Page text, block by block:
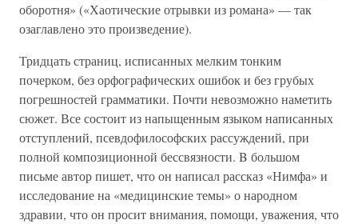
оборотня» («Хаотические отрывки из романа» — так
озаглавлено это произведение).
Тридцать страниц, исписанных мелким тонким
почерком, без орфографических ошибок и без грубых
погрешностей грамматики. Почти невозможно наметить
сюжет. Все состоит из напыщенным языком написанных
отступлений, псевдофилософских рассуждений, при
полной композиционной бессвязности. B большом
письме автор пишет, что он написал рассказ «Нимфа» и
исследование на «медицинские темы» о народном
здравии, что он просит внимания, помощи, уважения, что